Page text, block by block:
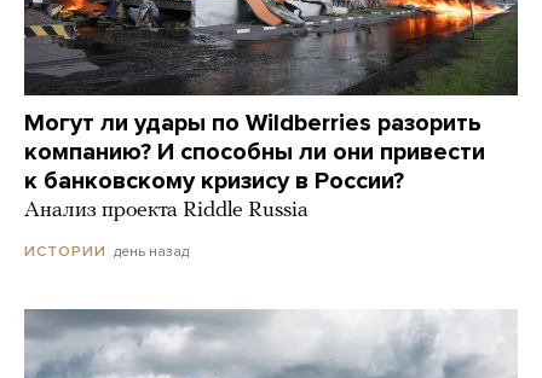
Могут ли удары по Wildberries разорить
компанию? И способны ли они привести
к банковскому кризису в России?
Анализ проекта Riddle Russia
ИСТОРИИ день назад